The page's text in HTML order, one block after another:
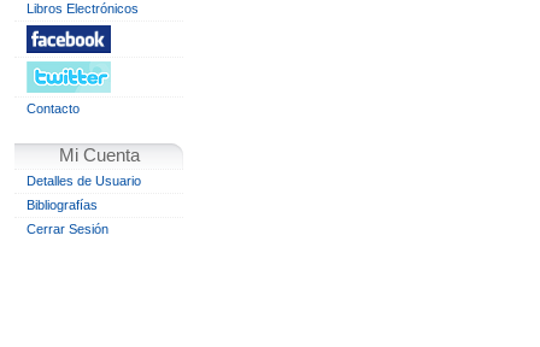
Libros Electrónicos
Contacto
Mi Cuenta
Detalles de Usuario
Bibliografías
Cerrar Sesión